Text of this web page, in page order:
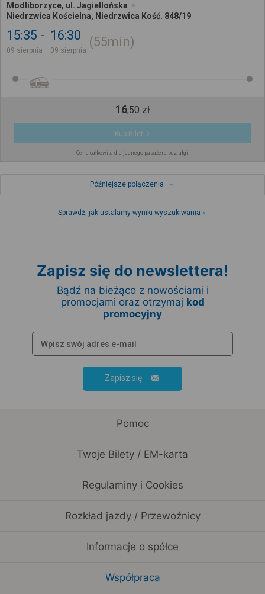
Modliborzyce, ul. Jagiellońska
Niedrzwica Kościelna, Niedrzwica Kość. 848/19
15:35
09 sierpnia
16:30
09 sierpnia
55min
16,50 zł
Kup Bilet
Cena całkowita dla jednego pasażera bez ulgi
Późniejsze połączenia
Sprawdź, jak ustalamy wyniki wyszukiwania
Zapisz się do newslettera!
Bądź na bieżąco z nowościami i
promocjami oraz otrzymaj kod
promocyjny
Zapisz się
Pomoc
Twoje Bilety / EM-karta
Regulaminy i Cookies
Rozkład jazdy / Przewoźnicy
Informacje o spółce
Współpraca